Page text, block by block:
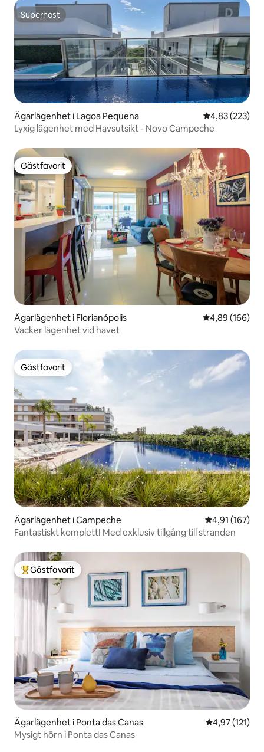
Superhost
Superhost
Ägarlägenhet i Lagoa Pequena 4,83 av 5 i
4,83 (223)
Lyxig lägenhet med Havsutsikt - Novo Campeche
Gästfavorit
Gästfavorit
Ägarlägenhet i Florianópolis 4,89 av 5 i
4,89 (166)
Vacker lägenhet vid havet
Gästfavorit
Gästfavorit
Ägarlägenhet i Campeche 4,91 av 5 i
4,91 (167)
Fantastiskt komplett! Med exklusiv tillgång till stranden
Populär gästfavorit
Gästfavorit
Ägarlägenhet i Ponta das Canas 4,97 av 5 i
4,97 (121)
Mysigt hörn i Ponta das Canas